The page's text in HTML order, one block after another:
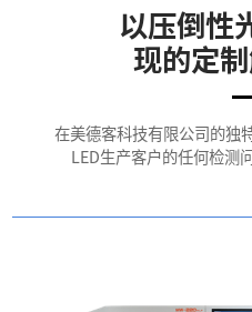
以压倒性
现的定
在美德客科技有限公司的独
LED生产客户的任何检测